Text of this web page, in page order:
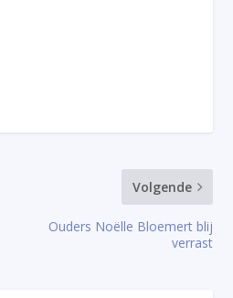
Volgende
Ouders Noëlle Bloemert blij
verrast